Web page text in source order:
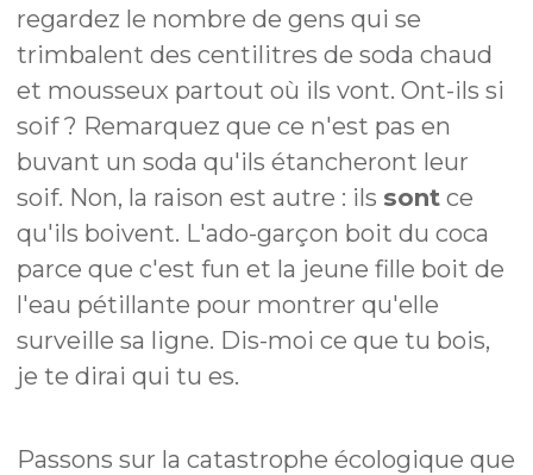
regardez le nombre de gens qui se
trimbalent des centilitres de soda chaud
et mousseux partout où ils vont. Ont-ils si
soif ? Remarquez que ce n'est pas en
buvant un soda qu'ils étancheront leur
soif. Non, la raison est autre : ils sont ce
qu'ils boivent. L'ado-garçon boit du coca
parce que c'est fun et la jeune fille boit de
l'eau pétillante pour montrer qu'elle
surveille sa ligne. Dis-moi ce que tu bois,
je te dirai qui tu es.
Passons sur la catastrophe écologique que